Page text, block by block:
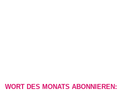
WORT DES MONATS ABONNIEREN: